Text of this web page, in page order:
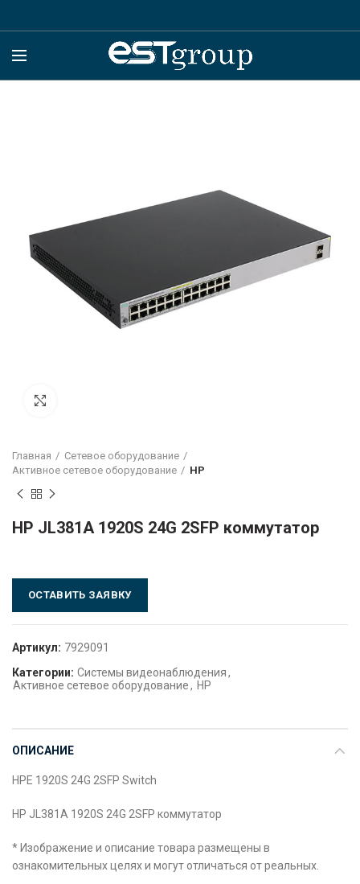
Главная
Сетевое оборудование
Активное сетевое оборудование
HP
HP JL381A 1920S 24G 2SFP коммутатор
ОСТАВИТЬ ЗАЯВКУ
Артикул: 7929091
Категории: Системы видеонаблюдения,
Активное сетевое оборудование, HP
ОПИСАНИЕ
HPE 1920S 24G 2SFP Switch
HP JL381A 1920S 24G 2SFP коммутатор
* Изображение и описание товара размещены в
ознакомительных целях и могут отличаться от реальных.